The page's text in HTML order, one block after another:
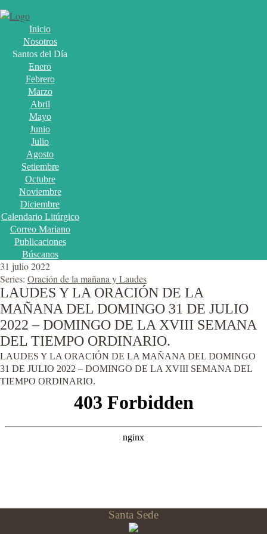
Inicio
Nosotros
Santos del Día
Enero
Febrero
Marzo
Abril
Mayo
Junio
Julio
Agosto
Setiembre
Octubre
Noviembre
Diciembre
Calendario Litúrgico
Correo Mariano
Publicaciones
Búscanos
31 julio 2022
Series: Oración de la mañana y Laudes
LAUDES Y LA ORACIÓN DE LA
MAÑANA DEL DOMINGO 31 DE JULIO
2022 – DOMINGO DE LA XVIII SEMANA
DEL TIEMPO ORDINARIO.
LAUDES Y LA ORACIÓN DE LA MAÑANA DEL DOMINGO
31 DE JULIO 2022 – DOMINGO DE LA XVIII SEMANA DEL
TIEMPO ORDINARIO.
Santa Sede